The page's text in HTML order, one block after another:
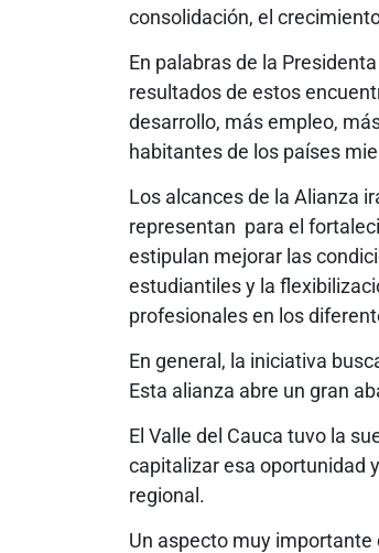
consolidación, el
En palabras de la
resultados de estos
desarrollo, más empleo,
habitantes de los países
Los alcances de la Alianza
representan para el
estipulan mejorar las
estudiantiles y la
profesionales en los
En general, la iniciativa
Esta alianza abre un gran
El Valle del Cauca tuvo la
capitalizar esa oportunidad
regional.
Un aspecto muy importante